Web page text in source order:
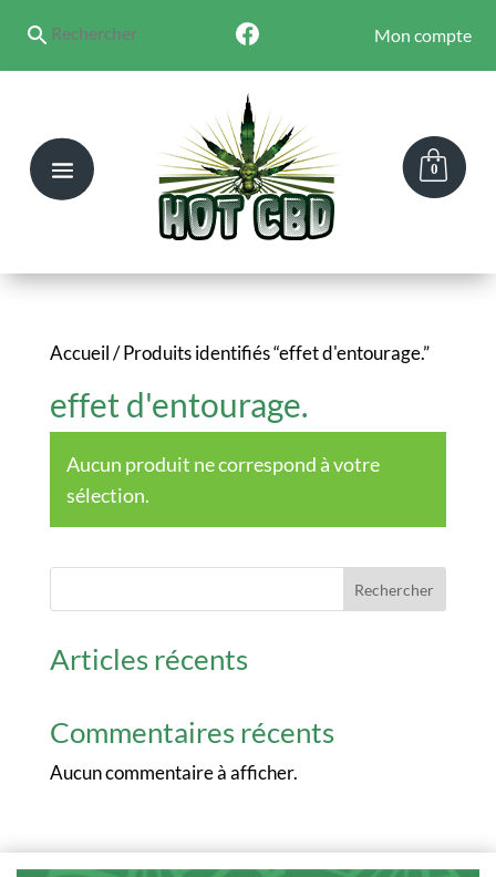
Mon compte
0
Accueil/ Produits identifiés “effet d'entourage.”
effet d'entourage.
Aucun produit ne correspond à votre
sélection.
Rechercher
Articles récents
Commentaires récents
Aucun commentaire à afficher.